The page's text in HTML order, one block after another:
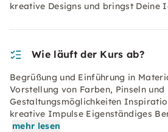
kreative Designs und bringst Deine
Wie läuft der Kurs ab?
Begrüßung und Einführung in
Vorstellung von Farben, Pinseln und
Gestaltungsmöglichkeiten
kreative Impulse Eigenständiges
mehr lesen